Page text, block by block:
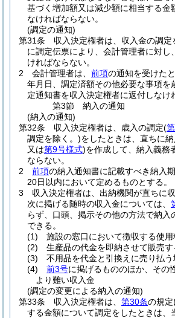
基づく増加額又は減少額に相当する金
なければならない。
(調定の通知)
第31条
収入決定権者は、収入金の調
に調定伝票により、会計管理者に対し
ければならない。
2
会計管理者は、 前項の通知を受けた
年月日、調定済額その他必要な事項を
定通知書を収入決定権者に返付しなけ
第3節
納入の通知
(納入の通知)
第32条
収入決定権者は、歳入の調定(
調定を除く。)をしたときは、直ちに
又は第9号様式)を作成して、納入義務
ならない。
2
前項の納入通知書に記載すべき納入
20日以内において定めるものとする。
3
収入決定権者は、出納機関が直ちに
次に掲げる随時の収入金については、
らず、口頭、掲示その他の方法で納入
できる。
(1)
施設の窓口において徴収する使
(2)
生産品の代金を即納させて販売す
(3)
不用品を代金と引換えに売り払
(4)
前3号に掲げるもののほか、その
より難い収入金
(調定の変更による納入の通知)
第33条
収入決定権者は、 第30条の規定
する金額について調定をしたときは、